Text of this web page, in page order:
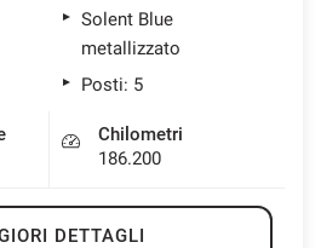
Solent Blue
metallizzato
Posti: 5
Chilometri
186.200
DETTAGLI